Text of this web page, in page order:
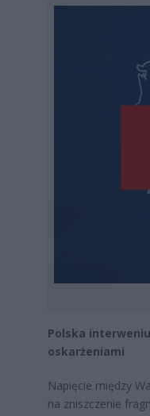
Polska
oskarżeniami
Napięcie między
na zniszczenie